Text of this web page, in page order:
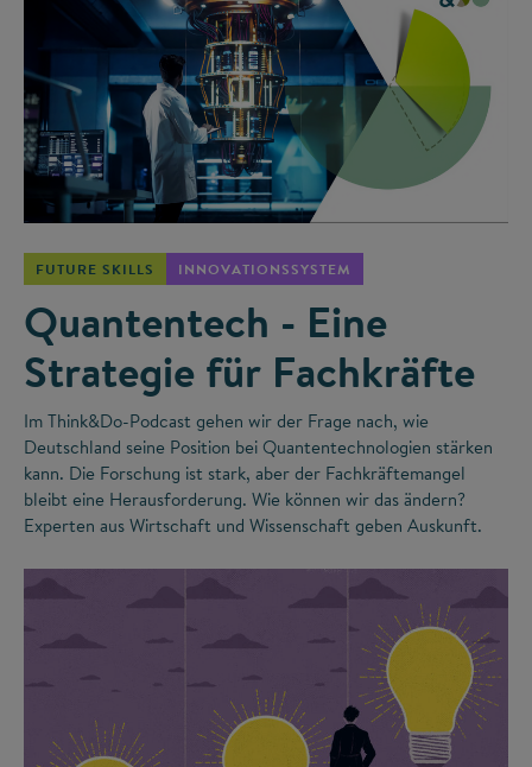
FUTURE SKILLS INNOVATIONSSYSTEM
Quantentech - Eine
Strategie für Fachkräfte
Im Think&Do-Podcast gehen wir der Frage nach, wie
Deutschland seine Position bei Quantentechnologien stärken
kann. Die Forschung ist stark, aber der Fachkräftemangel
bleibt eine Herausforderung. Wie können wir das ändern?
Experten aus Wirtschaft und Wissenschaft geben Auskunft.